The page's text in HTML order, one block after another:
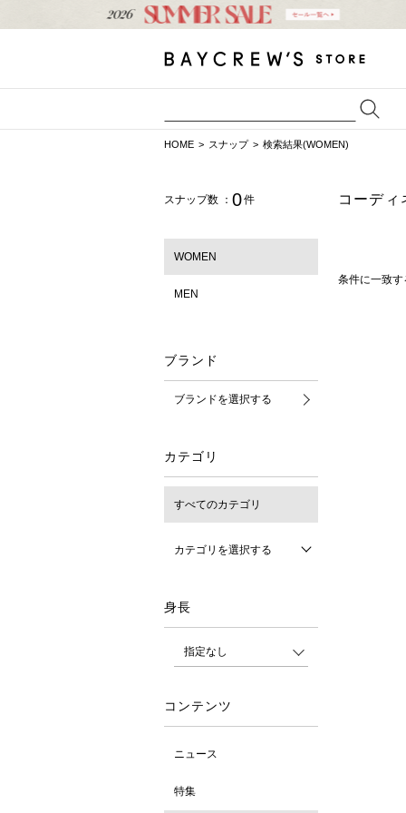
HOME スナップ 検索結果(WOMEN)
スナップ数 ： 0件
WOMEN
MEN
ブランド
ブランドを選択する
カテゴリ
すべてのカテゴリ
カテゴリを選択する
身長
コンテンツ
ニュース
特集
コーディ
条件に一致